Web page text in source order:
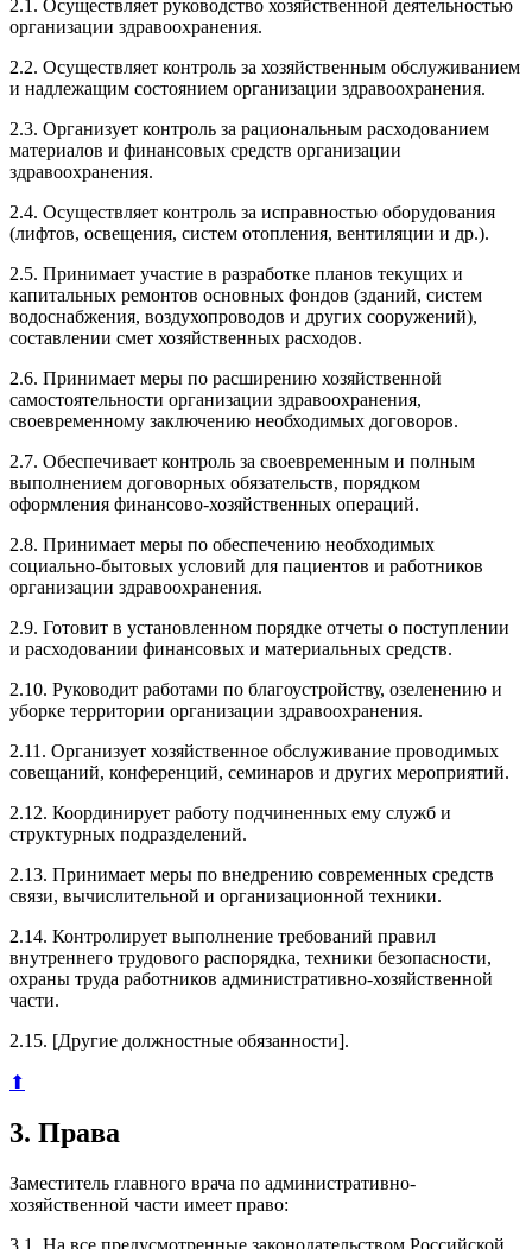
2.1. Осуществляет руководство хозяйственной деятельностью
организации здравоохранения.
2.2. Осуществляет контроль за хозяйственным обслуживанием
и надлежащим состоянием организации здравоохранения.
2.3. Организует контроль за рациональным расходованием
материалов и финансовых средств организации
здравоохранения.
2.4. Осуществляет контроль за исправностью оборудования
(лифтов, освещения, систем отопления, вентиляции и др.).
2.5. Принимает участие в разработке планов текущих и
капитальных ремонтов основных фондов (зданий, систем
водоснабжения, воздухопроводов и других сооружений),
составлении смет хозяйственных расходов.
2.6. Принимает меры по расширению хозяйственной
самостоятельности организации здравоохранения,
своевременному заключению необходимых договоров.
2.7. Обеспечивает контроль за своевременным и полным
выполнением договорных обязательств, порядком
оформления финансово-хозяйственных операций.
2.8. Принимает меры по обеспечению необходимых
социально-бытовых условий для пациентов и работников
организации здравоохранения.
2.9. Готовит в установленном порядке отчеты о поступлении
и расходовании финансовых и материальных средств.
2.10. Руководит работами по благоустройству, озеленению и
уборке территории организации здравоохранения.
2.11. Организует хозяйственное обслуживание проводимых
совещаний, конференций, семинаров и других мероприятий.
2.12. Координирует работу подчиненных ему служб и
структурных подразделений.
2.13. Принимает меры по внедрению современных средств
связи, вычислительной и организационной техники.
2.14. Контролирует выполнение требований правил
внутреннего трудового распорядка, техники безопасности,
охраны труда работников административно-хозяйственной
части.
2.15. [Другие должностные обязанности].
⬆
3. Права
Заместитель главного врача по административно-
хозяйственной части имеет право:
3.1. На все предусмотренные законодательством Российской